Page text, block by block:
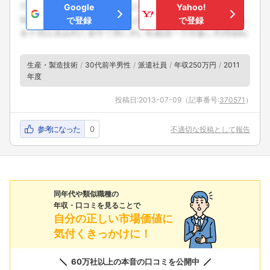
Google
で登録
Yahoo!
で登録
生産・製造技術 30代前半男性 派遣社員 年収250万円
2011
年度
投稿日:2013-07-09 （記事番号:370571 ）
参考になった 0 不適切な投稿として報告
同年代や類似職種の
年収・口コミを見ることで
自分の正しい市場価値に
気付くきっかけに！
60万社以上の本音の口コミを公開中